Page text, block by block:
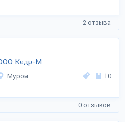
2 отзыва
Кедр-М
Муром 10
0 отзывов